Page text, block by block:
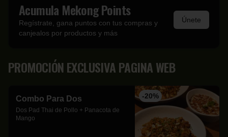
Acumula Mekong Points
Regístrate, gana puntos con tus compras y
canjealos por productos y más
Únete
PROMOCIÓN EXCLUSIVA PAGINA WEB
-20%
Combo Para Dos
Dos Pad Thai de Pollo + Panacota de
Mango